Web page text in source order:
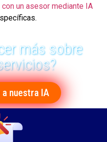
un asesor mediante IA
más sobre
nuestra IA